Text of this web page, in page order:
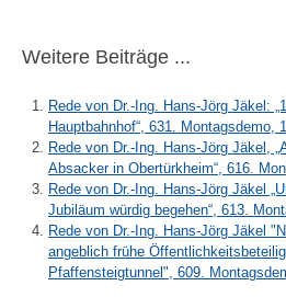
Weitere Beiträge ...
Rede von Dr.-Ing. Hans-Jörg Jäkel:
Hauptbahnhof“, 631. Montagsdemo,
Rede von Dr.-Ing. Hans-Jörg Jäkel,
Absacker in Obertürkheim“, 616.
Rede von Dr.-Ing. Hans-Jörg Jäkel
Jubiläum würdig begehen“, 613.
Rede von Dr.-Ing. Hans-Jörg Jäkel
angeblich frühe
Pfaffensteigtunnel", 609.